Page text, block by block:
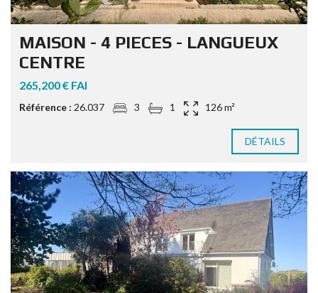
MAISON - 4 PIECES - LANGUEUX
CENTRE
265,200 € FAI
Référence : 26.037 3 1 126 m²
DÉTAILS